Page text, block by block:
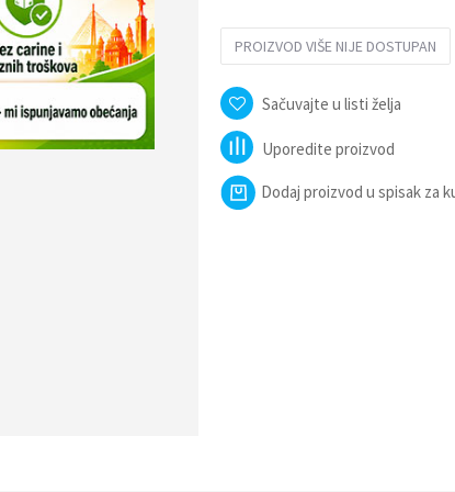
PROIZVOD VIŠE NIJE DOSTUPAN
Sačuvajte u listi želja
Uporedite proizvod
Dodaj proizvod u spisak za